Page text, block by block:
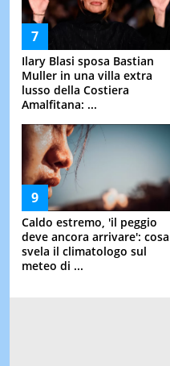
Ilary Blasi sposa Bastian
Muller in una villa extra
lusso della Costiera
Amalfitana: ...
Caldo estremo, 'il peggio
deve ancora arrivare': cosa
svela il climatologo sul
meteo di ...